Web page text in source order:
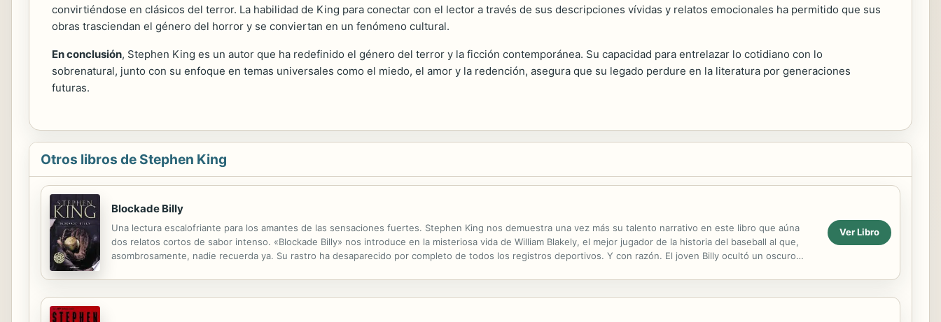
convirtiéndose en clásicos del terror. La habilidad de King para conectar con el lector a través de sus descripciones vívidas y relatos emocionales ha permitido que sus
obras trasciendan el género del horror y se conviertan en un fenómeno cultural.
En conclusión, Stephen King es un autor que ha redefinido el género del terror y la ficción contemporánea. Su capacidad para entrelazar lo cotidiano con lo
sobrenatural, junto con su enfoque en temas universales como el miedo, el amor y la redención, asegura que su legado perdure en la literatura por generaciones
futuras.
Otros libros de Stephen King
Blockade Billy
Una lectura escalofriante para los amantes de las sensaciones fuertes. Stephen King nos demuestra una vez más su talento narrativo en este libro que aúna
dos relatos cortos de sabor intenso. «Blockade Billy» nos introduce en la misteriosa vida de William Blakely, el mejor jugador de la historia del baseball al que,
asombrosamente, nadie recuerda ya. Su rastro ha desaparecido por completo de todos los registros deportivos. Y con razón. El joven Billy ocultó un oscuro
Ver Libro